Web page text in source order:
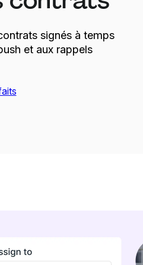
signés à temps
et aux rappels